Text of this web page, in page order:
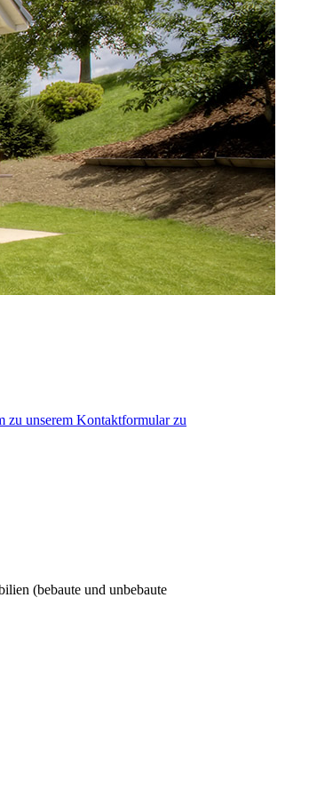
zu unserem Kon­takt­for­mu­lar zu
(bebaute und unbebaute